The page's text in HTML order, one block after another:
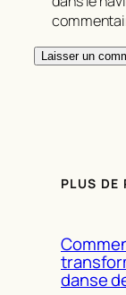
PLUS DE
danse